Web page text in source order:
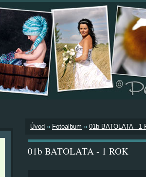
Úvod » Fotoalbum » 01b BATOLATA - 1
01b BATOLATA - 1 ROK